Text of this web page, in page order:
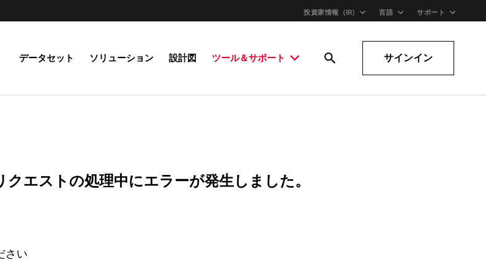
投資家情報（IR) 言語 サポート
データセット ソリューション 設計図 ツール＆サポート サインイン
エストの処理中にエラーが発生しました。
さい